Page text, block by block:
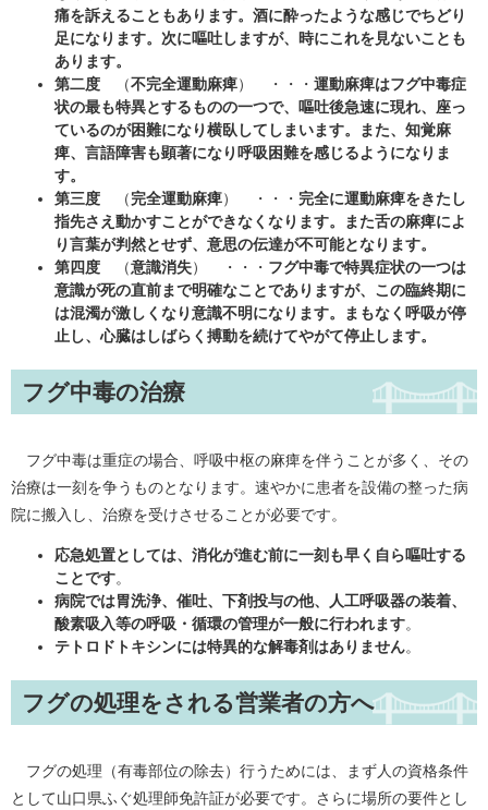
痛を訴えることもあります。酒に酔ったような感じでちどり
足になります。次に嘔吐しますが、時にこれを見ないことも
あります。
第二度 （不完全運動麻痺） ・・・ 運動麻痺はフグ中毒症
状の最も特異とするものの一つで、嘔吐後急速に現れ、座っ
ているのが困難になり横臥してしまいます。また、知覚麻
痺、言語障害も顕著になり呼吸困難を感じるようになりま
す。
第三度 （完全運動麻痺） ・・・ 完全に運動麻痺をきたし
指先さえ動かすことができなくなります。また舌の麻痺によ
り言葉が判然とせず、意思の伝達が不可能となります。
第四度 （意識消失） ・・・ フグ中毒で特異症状の一つは
意識が死の直前まで明確なことでありますが、この臨終期に
は混濁が激しくなり意識不明になります。まもなく呼吸が停
止し、心臓はしばらく搏動を続けてやがて停止します。
フグ中毒の治療
フグ中毒は重症の場合、呼吸中枢の麻痺を伴うことが多く、その
治療は一刻を争うものとなります。速やかに患者を設備の整った病
院に搬入し、治療を受けさせることが必要です。
応急処置としては、消化が進む前に一刻も早く自ら嘔吐する
ことです。
病院では胃洗浄、催吐、下剤投与の他、人工呼吸器の装着、
酸素吸入等の呼吸・循環の管理が一般に行われます。
テトロドトキシンには特異的な解毒剤はありません。
フグの処理をされる営業者の方へ
フグの処理（有毒部位の除去）行うためには、まず人の資格条件
として山口県ふぐ処理師免許証が必要です。さらに場所の要件とし